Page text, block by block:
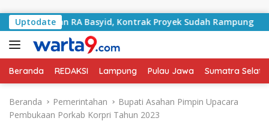
Uptodate
Jalan RA Basyid, Kontrak Proyek Sudah Rampung
Beranda REDAKSI Lampung Pulau Jawa Sumatra
Beranda Pemerintahan
Bupati Asahan Pimpin Upacara
Pembukaan Porkab Korpri Tahun 2023